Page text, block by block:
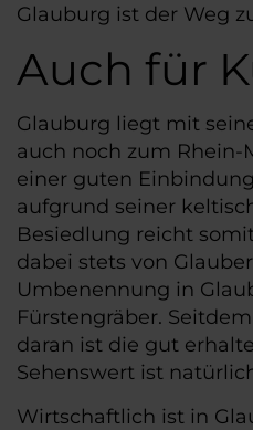
Glauburg ist der Weg
Auch für
Glauburg liegt mit
auch noch zum
einer guten
aufgrund seiner
Besiedlung reicht
dabei stets von
Umbenennung in
Fürstengräber.
daran ist die gut
Sehenswert ist
Wirtschaftlich ist in